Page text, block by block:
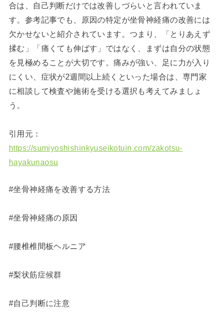
合は、自己判断だけでは改善しづらいと言われていま
す。参考記事でも、原因の特定が坐骨神経痛の改善には
欠かせないと紹介されています。つまり、「とりあえず
揉む」「痛くても伸ばす」ではなく、まずは自分の状態
を見極めることが大切です。痛みが強い、足に力が入り
にくい、症状が2週間以上続くといった場合は、専門家
に相談して検査や施術を受ける選択も考えてみましょ
う。
引用元：
https://sumiyoshishinkyuseikotuin.com/zakotsu-
hayakunaosu
#坐骨神経痛を改善する方法
#坐骨神経痛の原因
#腰椎椎間板ヘルニア
#梨状筋症候群
#自己判断に注意